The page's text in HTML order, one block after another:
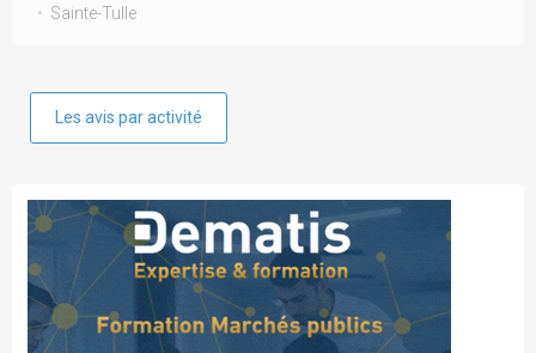
Sainte-Tulle
Les avis par activité